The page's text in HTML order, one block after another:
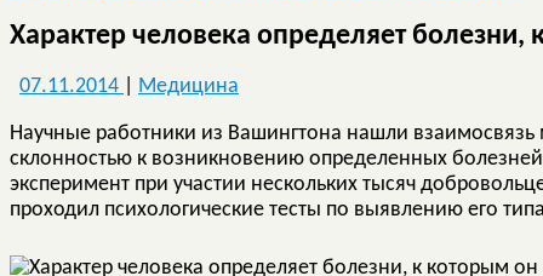
Характер человека определяет болезни,
07.11.2014 Медицина
Научные работники из Вашингтона нашли
склонностью к возникновению определенных
эксперимент при участии нескольких тысяч
проходил психологические тесты по выявлению его